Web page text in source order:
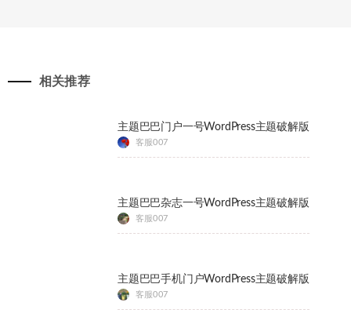
相关推荐
主题巴巴门户一号WordPress主题破解版
客服007
主题巴巴杂志一号WordPress主题破解版
客服007
主题巴巴手机门户WordPress主题破解版
客服007